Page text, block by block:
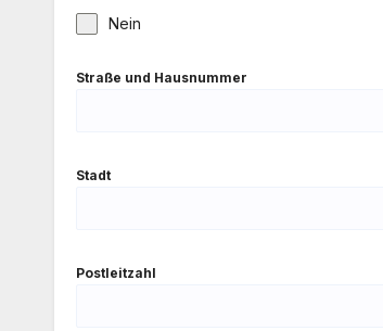
Nein
Stra­ße und Haus­num­mer
Stadt
Post­leit­zahl